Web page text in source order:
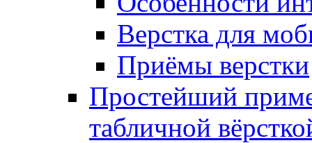
Верстка для
Приёмы верстки
Простейший
табличной